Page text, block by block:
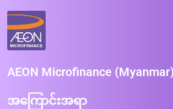
AEON Microfinance
အကြောင်းအရာ